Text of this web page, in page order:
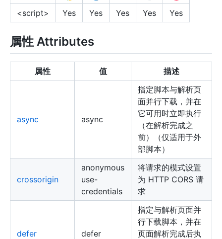
<script>
Yes Yes Yes Yes Yes
属性 Attributes
属性 值 描述
async async
指定脚本与解析页
面并行下载，并在
它可用时立即执行
（在解析完成之
前）（仅适用于外
部脚本）
crossorigin
anonymous
use-
credentials
将请求的模式设置
为 HTTP CORS 请
求
defer defer
指定与解析页面并
行下载脚本，并在
页面解析完成后执